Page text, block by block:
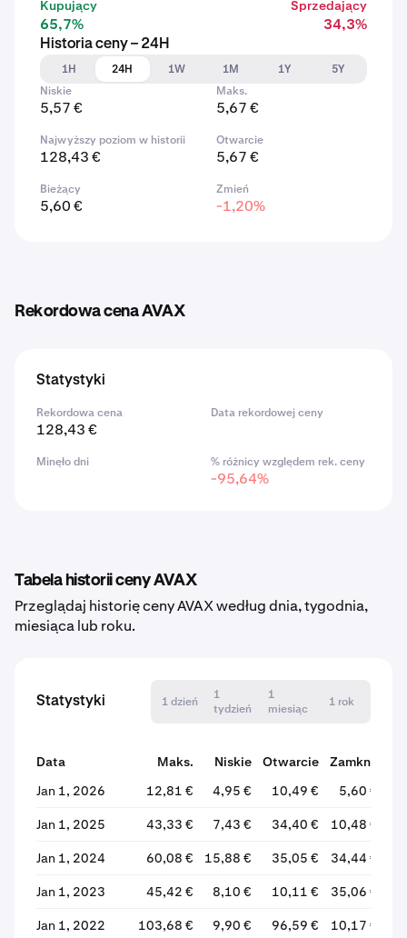
Kupujący
65,7%
Sprzedający
34,3%
Historia ceny – 24H
1H
24H 1W 1M 1Y
5Y
Niskie
5,57 €
Maks.
5,67 €
Najwyższy poziom w historii
128,43 €
Otwarcie
5,67 €
Bieżący
5,60 €
Zmień
-1,20%
Rekordowa cena AVAX
Statystyki
Rekordowa cena
128,43 €
Data rekordowej ceny
Minęło dni % różnicy względem rek. ceny
-95,64%
Tabela historii ceny AVAX
Przeglądaj historię ceny AVAX według dnia, tygodnia,
miesiąca lub roku.
Statystyki 1 dzień
1
tydzień
1
miesiąc
1 rok
Data Maks. Niskie Otwarcie Zamknij
Jan 1, 2026
12,81 € 4,95 € 10,49 € 5,60 €
Jan 1, 2025 43,33 € 7,43 € 34,40 € 10,48 €
Jan 1, 2024 60,08 € 15,88 € 35,05 € 34,44 €
Jan 1, 2023 45,42 € 8,10 € 10,11 € 35,06 €
Jan 1, 2022 103,68 € 9,90 € 96,59 € 10,17 €